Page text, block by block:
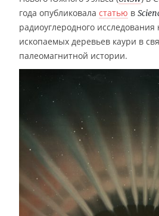
года опубликовала статью в
радиоуглеродного исследования
ископаемых деревьев каури в
палеомагнитной истории.